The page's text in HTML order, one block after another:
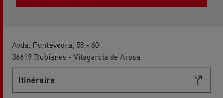
Avda. Pontevedra, 58 - 60
36619 Rubianes - Vilagarcía de Arosa
Itinéraire